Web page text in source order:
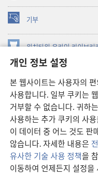
개인 정보 설정
본 웹사이트는 사용자의
사용합니다. 일부 쿠키는
거부할 수 없습니다. 귀하
사용하는 추가 쿠키의 사
이 데이터 중 어느 것도 판
않습니다. 자세한 내용은
유사한 기술 사용 정책을
이동하여 언제든지 설정
기부
(새로운
창
열기) 워치타워 온라인 라이브러
창
JW Hub ®
창
열기) JW 라이브러리
워치타워 라이브러리
Copyright© 2026 Watch Tower
이용 약관| 개인 정